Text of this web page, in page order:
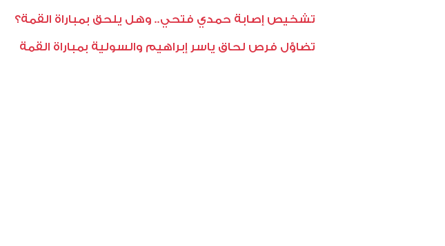
تشخيص إصابة حمدي فتحي.. وهل يلحق بمباراة القمة؟
تضاؤل فرص لحاق ياسر إبراهيم والسولية بمباراة القمة